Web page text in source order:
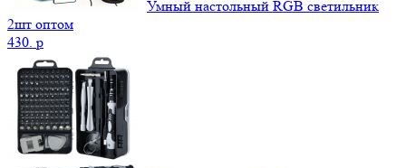
Умный настольный RGB светильник
2шт оптом
430. p